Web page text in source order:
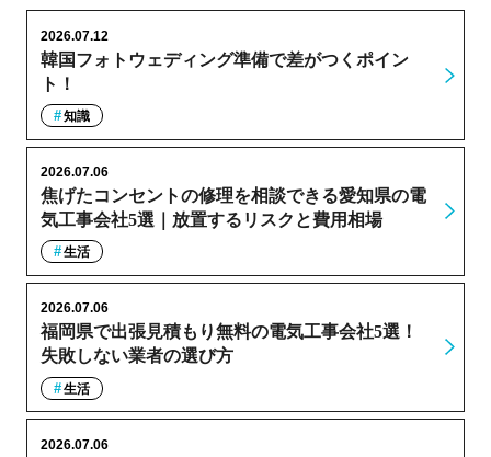
韓国フォトウェディング準備で差がつくポイン
ト！
2026.07.12
知識
焦げたコンセントの修理を相談できる愛知県の電
気工事会社5選｜放置するリスクと費用相場
2026.07.06
生活
福岡県で出張見積もり無料の電気工事会社5選！
失敗しない業者の選び方
2026.07.06
生活
2026.07.06